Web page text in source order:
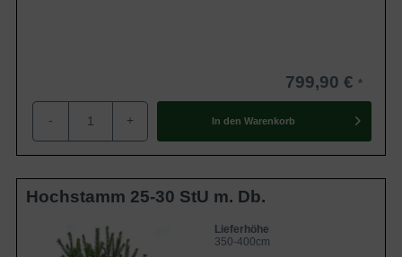
799,90 €
- + In den Warenkorb
Hochstamm 25-30 StU m. Db.
Lieferhöhe
350-400cm